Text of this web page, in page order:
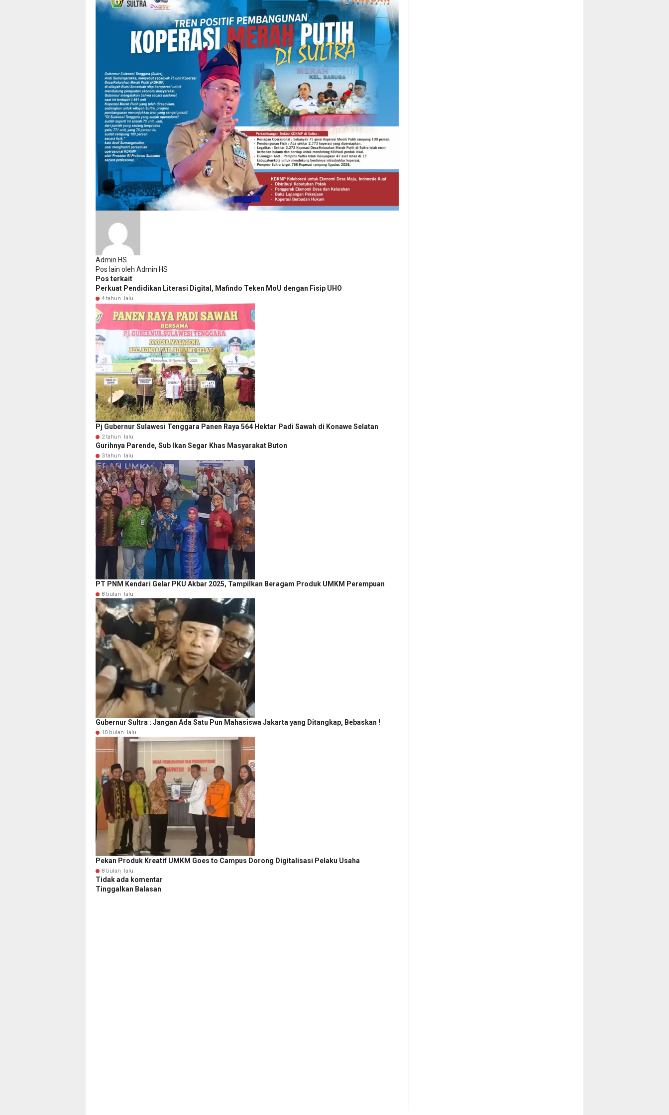
Admin HS
Pos lain oleh Admin HS
Pos terkait
Perkuat Pendidikan Literasi Digital, Mafindo Teken MoU dengan Fisip UHO
4 tahun lalu
Pj Gubernur Sulawesi Tenggara Panen Raya 564 Hektar Padi Sawah di Konawe Selatan
2 tahun lalu
Gurihnya Parende, Sub Ikan Segar Khas Masyarakat Buton
3 tahun lalu
PT PNM Kendari Gelar PKU Akbar 2025, Tampilkan Beragam Produk UMKM Perempuan
8 bulan lalu
Gubernur Sultra : Jangan Ada Satu Pun Mahasiswa Jakarta yang Ditangkap, Bebaskan !
10 bulan lalu
Pekan Produk Kreatif UMKM Goes to Campus Dorong Digitalisasi Pelaku Usaha
8 bulan lalu
Tidak ada komentar
Tinggalkan Balasan